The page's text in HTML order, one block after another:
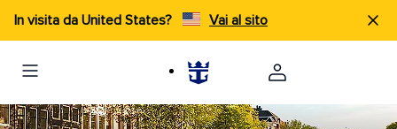
In visita da United States? Vai al sito